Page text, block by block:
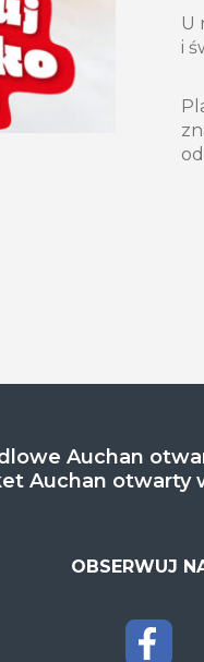
U
i
Auchan
Auchan otwarty
OBSERWUJ